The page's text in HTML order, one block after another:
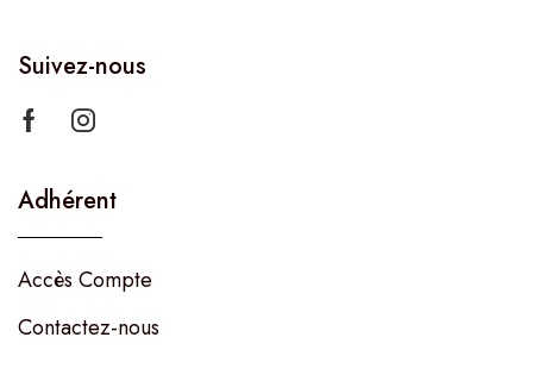
Suivez-nous
Adhérent
Accès Compte
Contactez-nous